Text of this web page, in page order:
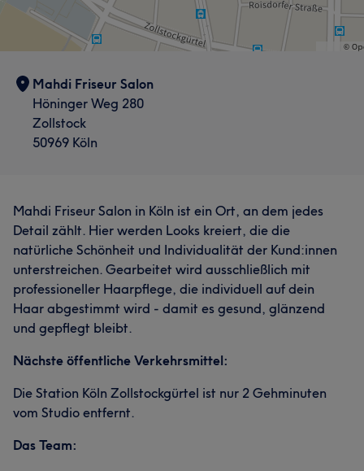
Mahdi Friseur Salon
Höninger Weg 280
Zollstock
50969 Köln
Mahdi Friseur Salon in Köln ist ein Ort, an dem jedes
Detail zählt. Hier werden Looks kreiert, die die
natürliche Schönheit und Individualität der Kund:innen
unterstreichen. Gearbeitet wird ausschließlich mit
professioneller Haarpflege, die individuell auf dein
Haar abgestimmt wird - damit es gesund, glänzend
und gepflegt bleibt.
Nächste öffentliche Verkehrsmittel:
Die Station Köln Zollstockgürtel ist nur 2 Gehminuten
vom Studio entfernt.
Das Team: